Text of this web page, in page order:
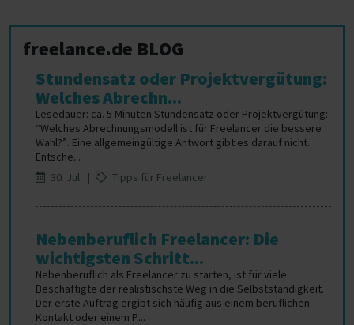
freelance.de BLOG
Stundensatz oder Projektvergütung:
Welches Abrechn...
Lesedauer: ca. 5 Minuten Stundensatz oder Projektvergütung:
“Welches Abrechnungsmodell ist für Freelancer die bessere
Wahl?”. Eine allgemeingültige Antwort gibt es darauf nicht.
Entsche...
30. Jul |
Tipps für Freelancer
Nebenberuflich Freelancer: Die
wichtigsten Schritt...
Nebenberuflich als Freelancer zu starten, ist für viele
Beschäftigte der realistischste Weg in die Selbstständigkeit.
Der erste Auftrag ergibt sich häufig aus einem beruflichen
Kontakt oder einem P...